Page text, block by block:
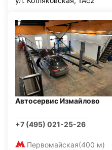
Автосервис Измайлово
+7 (495) 021-25-26
Первомайская(400 м)